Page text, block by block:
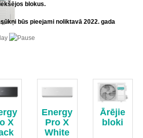
blokus.
būs pieejami noliktavā 2022. gada
X
Energy
Pro X
White
Ārējie
bloki